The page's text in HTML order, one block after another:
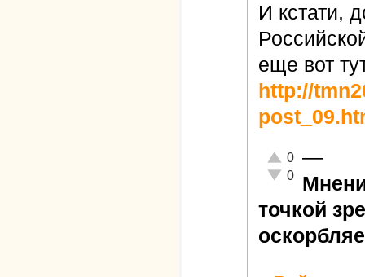
И кстати,
еще вот
http://
Отлично!
0
Неадекватно!
0
—
точкой